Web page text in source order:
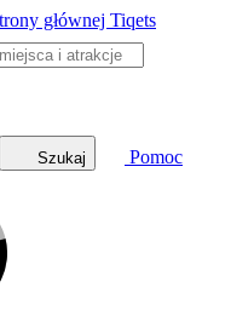
Szukaj
Pomoc